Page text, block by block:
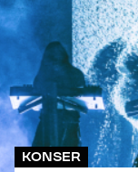
KONSER